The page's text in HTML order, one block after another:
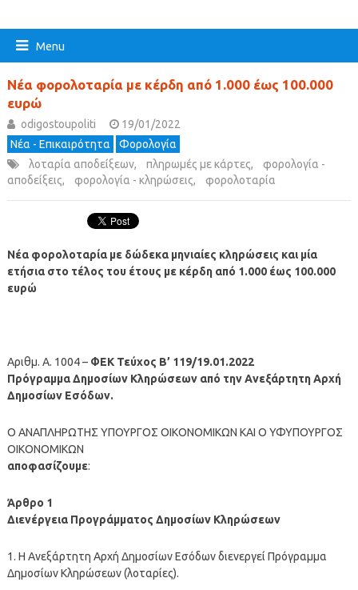
Menu
Νέα φορολοταρία με κέρδη από 1.000 έως 100.000
ευρώ
odigostoupoliti
19/01/2022
Νέα - Επικαιρότητα
Φορολογία
λοταρία αποδείξεων, πληρωμές με κάρτες,
φορολογία -
αποδείξεις, φορολογία - κληρώσεις, φορολοταρία
Νέα φορολοταρία με δώδεκα μηνιαίες κληρώσεις και μία
ετήσια στο τέλος του έτους με κέρδη από 1.000 έως 100.000
ευρώ
Αριθμ. Α. 1004 – ΦΕΚ Τεύχος B’ 119/19.01.2022
Πρόγραμμα Δημοσίων Κληρώσεων από την Ανεξάρτητη Αρχή
Δημοσίων Εσόδων.
Ο ΑΝΑΠΛΗΡΩΤΗΣ ΥΠΟΥΡΓΟΣ ΟΙΚΟΝΟΜΙΚΩΝ ΚΑΙ Ο ΥΦΥΠΟΥΡΓΟΣ
ΟΙΚΟΝΟΜΙΚΩΝ
αποφασίζουμε:
Άρθρο 1
Διενέργεια Προγράμματος Δημοσίων Κληρώσεων
1. Η Ανεξάρτητη Αρχή Δημοσίων Εσόδων διενεργεί Πρόγραμμα
Δημοσίων Κληρώσεων (λοταρίες).